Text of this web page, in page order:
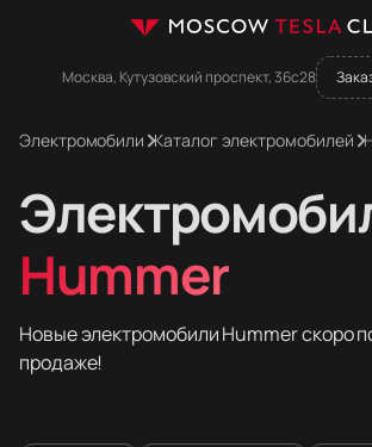
Москва, Кутузовский проспект, 36с28
Электромобили Каталог электромобилей
Hummer
Новые электромобили Hummer скоро
продаже!